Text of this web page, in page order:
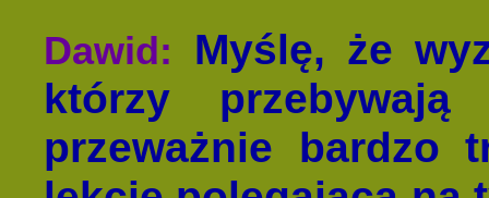
Dawid:
Myślę, że
którzy
przeważnie bardzo